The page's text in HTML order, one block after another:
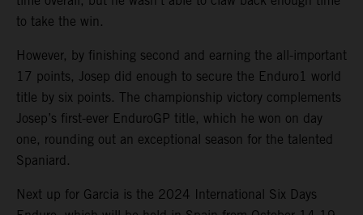
to take the win.
However, by finishing second and earning the all-important
17 points, Josep did enough to secure the Enduro1 world
title by six points. The championship victory complements
Josep’s first-ever EnduroGP title, which he won on day
one, rounding out an exceptional season for the talented
Spaniard.
Next up for Garcia is the 2024 International Six Days